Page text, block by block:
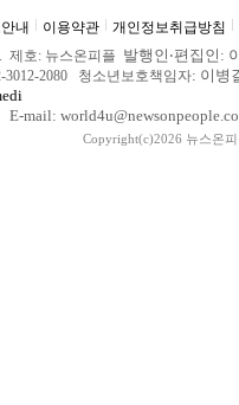
내 이용약관
개인정보취급방침
제호: 뉴스온피플 발행인 ‧편집인:
3012-2080 청소년보호책임자: 이
mail:
Copyright(c)2026 뉴스온